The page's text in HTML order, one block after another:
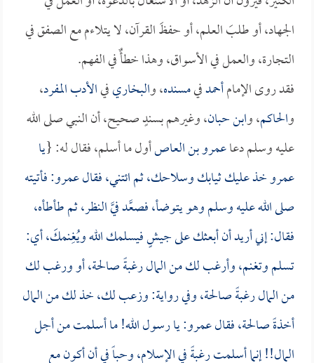
الجهاد، أو طلبَ العلم، أو حفظَ القرآن، لا يتلاءم مع الصفق في
التجارة، والعمل في الأسواق، وهذا خطأٌ في الفهم.
فقد روى الإمامأحمدفيمسنده، والبخاريفيالأدب المفرد،
والحاكم، وابن حبان، وغيرهم بسندٍ صحيح، أن النبي صلى الله
عليه وسلم دعاعمرو بن العاصأول ما أسلم، فقال له: {يا
عمروخذ عليك ثيابك وسلاحك، ثم ائتني، فقالعمرو: فأتيته
صلى الله عليه وسلم وهو يتوضأ، فصعَّد فيَّ النظر، ثم طأطأه،
فقال: إني أريد أن أبعثك على جيشٍ فيسلمك الله ويُغِنمكَ، أي:
تسلم وتغنم، وأرغب لك من المال رغبةً صالحة، أو ورغب لك
من المال رغبةً صالحة، وفي رواية: وزعب لك، خذ لك من المال
أخذةً صالحة، فقالعمرو: يا رسول الله! ما أسلمت من أجل
المال!! إنما أسلمت رغبةً في الإسلام، وحباً في أن أكون مع